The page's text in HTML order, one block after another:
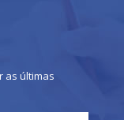
as últimas